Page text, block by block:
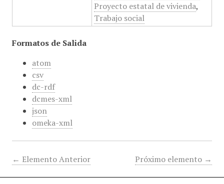
Proyecto estatal de vivienda,
Trabajo social
Formatos de Salida
atom
csv
dc-rdf
dcmes-xml
json
omeka-xml
← Elemento Anterior Próximo elemento →